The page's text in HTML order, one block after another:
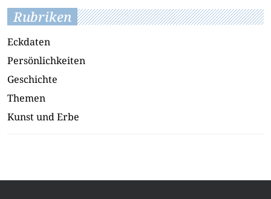
Rubriken
Eckdaten
Persönlichkeiten
Geschichte
Themen
Kunst und Erbe